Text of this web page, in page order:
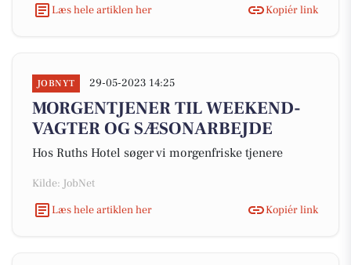
Læs hele artiklen her
Kopiér link
JOBNYT 29-05-2023 14:25
MORGENTJENER TIL WEEKEND-
VAGTER OG SÆSONARBEJDE
Hos Ruths Hotel søger vi morgenfriske tjenere
Kilde: JobNet
Læs hele artiklen her
Kopiér link